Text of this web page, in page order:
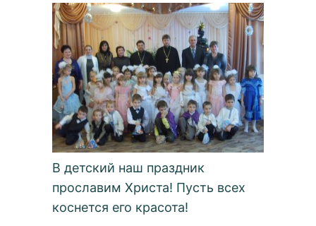
В детский наш праздник
прославим Христа! Пусть всех
коснется его красота!